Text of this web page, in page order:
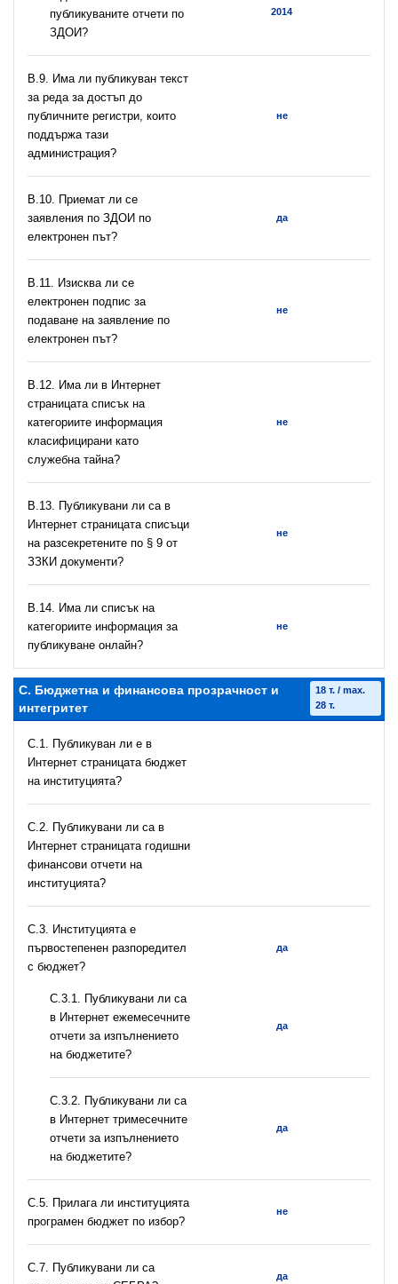
публикуваните отчети по
ЗДОИ?
2014
В.9. Има ли публикуван текст
за реда за достъп до
публичните регистри, които
поддържа тази
администрация?
не
В.10. Приемат ли се
заявления по ЗДОИ по
електронен път?
да
В.11. Изисква ли се
електронен подпис за
подаване на заявление по
електронен път?
не
В.12. Има ли в Интернет
страницата списък на
категориите информация
класифицирани като
служебна тайна?
не
В.13. Публикувани ли са в
Интернет страницата списъци
на разсекретените по § 9 от
ЗЗКИ документи?
не
В.14. Има ли списък на
категориите информация за
публикуване онлайн?
не
C. Бюджетна и финансова прозрачност и
интегритет
18 т. / max.
28 т.
C.1. Публикуван ли е в
Интернет страницата бюджет
на институцията?
C.2. Публикувани ли са в
Интернет страницата годишни
финансови отчети на
институцията?
C.3. Институцията е
първостепенен разпоредител
с бюджет?
да
С.3.1. Публикувани ли са
в Интернет ежемесечните
отчети за изпълнението
на бюджетите?
да
С.3.2. Публикувани ли са
в Интернет тримесечните
отчети за изпълнението
на бюджетите?
да
С.5. Прилага ли институцията
програмен бюджет по избор?
не
С.7. Публикувани ли са
да